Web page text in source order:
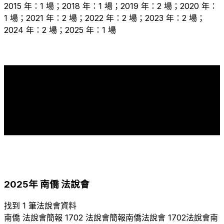
2015 年：1 場；2018 年：1 場；2019 年：2 場；2020 年：
1 場；2021 年：2 場；2022 年：2 場；2023 年：2 場；
2024 年：2 場；2025 年：1 場
2025年 南僑法說會
找到 1 筆法說會資料
南僑 法說會簡報 1702 法說會簡報南僑法說會 1702法說會南